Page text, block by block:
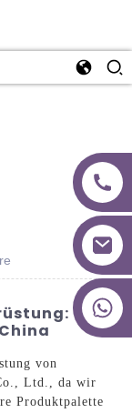
Top-
von
Ltd., da wir
Produktpalette